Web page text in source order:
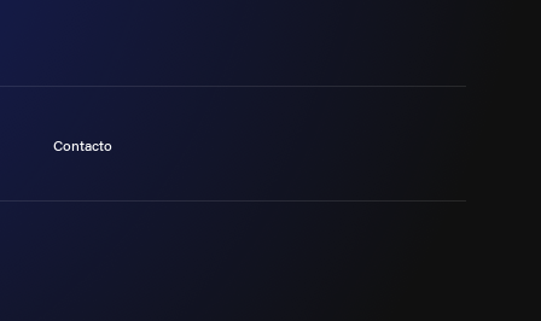
Contacto